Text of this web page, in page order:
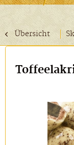
Übersicht